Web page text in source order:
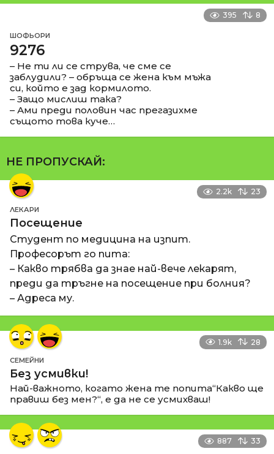
395 8
ШОФЬОРИ
9276
– Не ти ли се струва, че сме се
заблудили? – обръща се жена към мъжа
си, който е зад кормилото.
– Защо мислиш така?
– Ами преди половин час прегазихме
същото това куче…
НЕ ПРОПУСКАЙ:
2.2k 23
ЛЕКАРИ
Посещение
Студент по медицина на изпит.
Професорът го пита:
– Какво трябва да знае най-вече лекарят,
преди да тръгне на посещение при болния?
– Адреса му.
1.9k 28
СЕМЕЙНИ
Без усмивки!
Най-важното, когато жена те попита“Какво ще
правиш без мен?“, е да не се усмихваш!
887 33